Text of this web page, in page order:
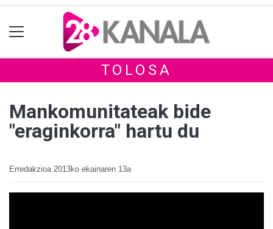
TOLOSA
Mankomunitateak bide
"eraginkorra" hartu du
Erredakzioa 2013ko ekainaren 13a